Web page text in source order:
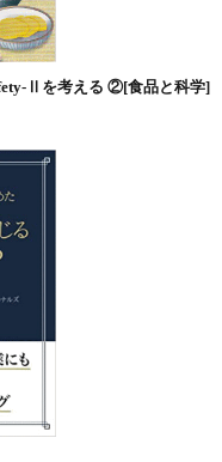
Ⅱを考える ②[食品と科学]